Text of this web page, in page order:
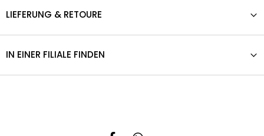
LIEFERUNG & RETOURE
IN EINER FILIALE FINDEN